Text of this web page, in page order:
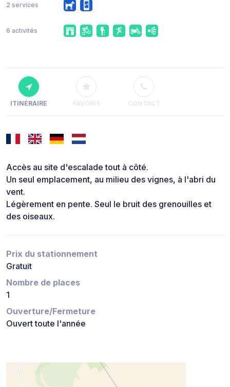
2 services
6 activités
ITINÉRAIRE FAVORIS CONTACT
Accès au site d'escalade tout à côté.
Un seul emplacement, au milieu des vignes, à l'abri du
vent.
Légèrement en pente. Seul le bruit des grenouilles et
des oiseaux.
Prix du stationnement
Gratuit
Nombre de places
1
Ouverture/Fermeture
Ouvert toute l'année